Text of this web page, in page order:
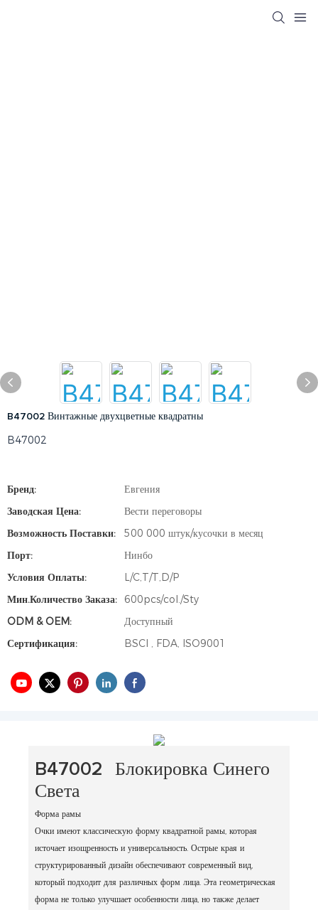
B47002 Винтажные двухцветные квадратны
B47002
Бренд:
Евгения
Заводская Цена:
Вести переговоры
Возможность Поставки:
500 000 штук/кусочки в месяц
Порт:
Нинбо
Условия Оплаты:
L/C,T/T,D/P
Мин.количество Заказа:
600pcs/col./Sty
ODM & OEM:
Доступный
Сертификация:
BSCI , FDA, ISO9001
B47002
Блокировка Синего
Света
Форма рамы
Очки имеют классическую форму квадратной рамы, которая
источает изощренность и универсальность. Острые края и
структурированный дизайн обеспечивают современный вид,
который подходит для различных форм лица. Эта геометрическая
форма не только улучшает особенности лица, но также делает